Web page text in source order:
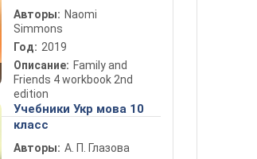
Авторы: Naomi
Simmons
Год: 2019
Описание: Family and
Friends 4 workbook 2nd
edition
Учебники Укр мова 10
класс
Авторы: А. П. Глазова